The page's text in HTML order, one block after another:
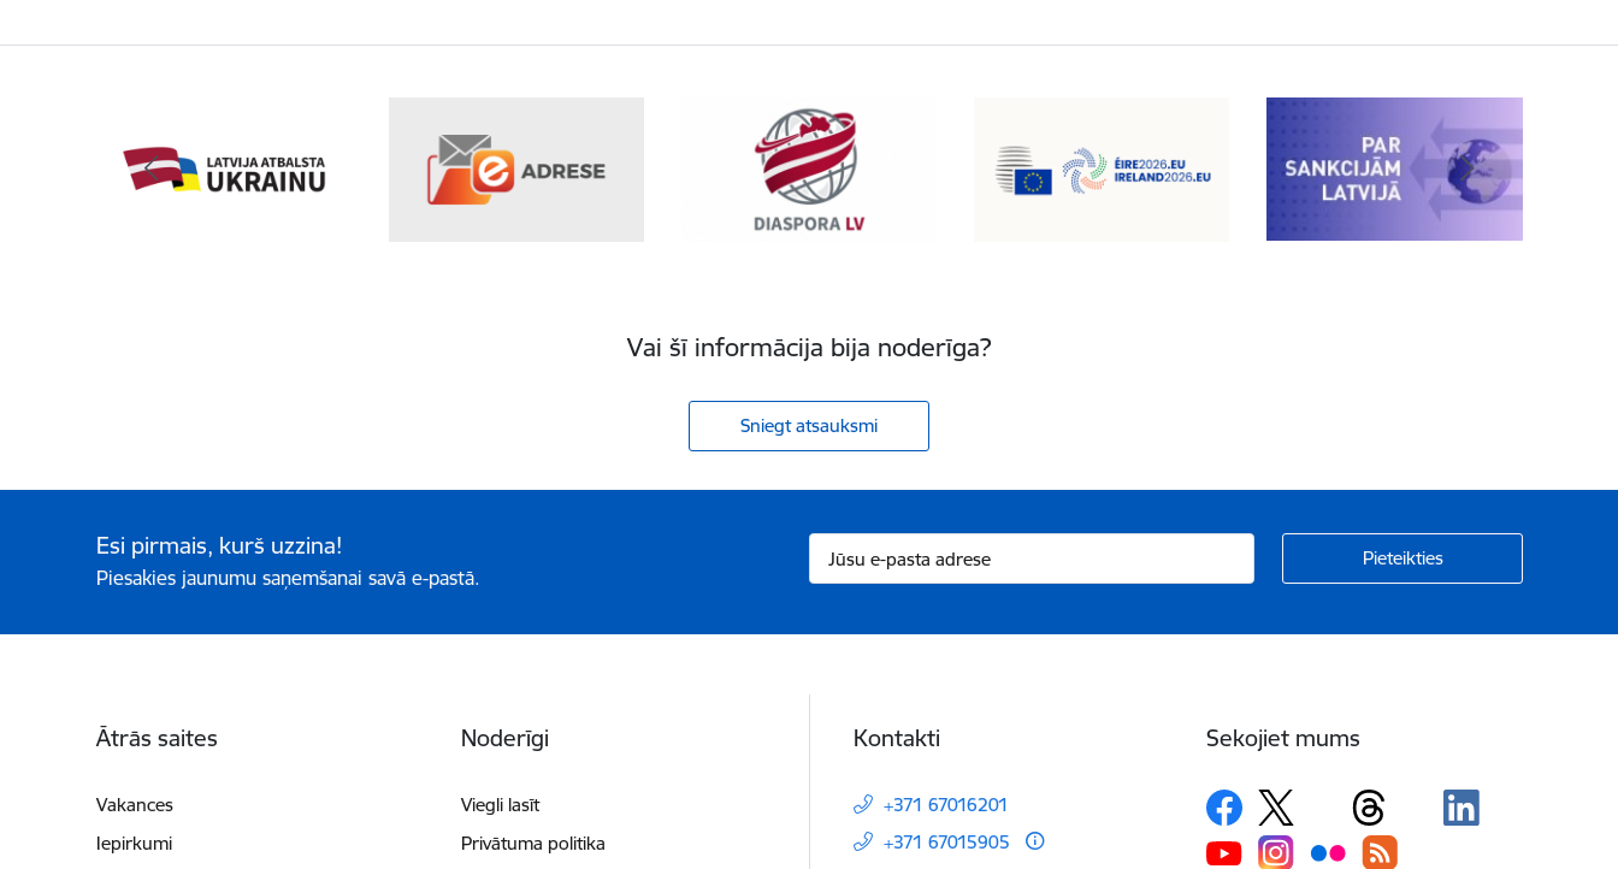
Vai šī informācija bija noderīga?
Sniegt atsauksmi
Esi pirmais, kurš uzzina!
Piesakies jaunumu saņemšanai savā e-pastā.
Ātrās saites
Vakances
Iepirkumi
Noderīgi
Viegli lasīt
Privātuma politika
Kontakti
+371 67016201
+371 67015905
Sekojiet mums